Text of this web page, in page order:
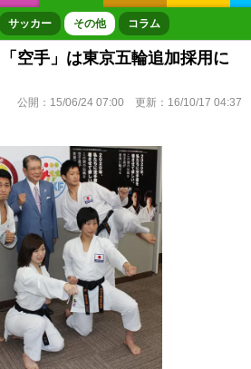
ートレース
サッカー その他 コラム
空手」は東京五輪追加採用に
公開： 15/06/24 07:00 更新： 16/10/17 04:37